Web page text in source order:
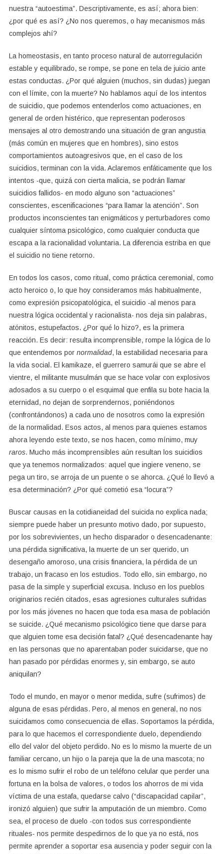
nuestra “autoestima”. Descriptivamente, es así; ahora bien:
¿por qué es así? ¿No nos queremos, o hay mecanismos más
complejos ahí?
La homeostasis, en tanto proceso natural de autorregulación
estable y equilibrado, se rompe, se pone en tela de juicio ante
estas conductas. ¿Por qué alguien (muchos, sin dudas) juegan
con el límite, con la muerte? No hablamos aquí de los intentos
de suicidio, que podemos entenderlos como actuaciones, en
general de orden histérico, que representan poderosos
mensajes al otro demostrando una situación de gran angustia
(más común en mujeres que en hombres), sino estos
comportamientos autoagresivos que, en el caso de los
suicidios, terminan con la vida. Aclaremos enfáticamente que los
intentos -que, quizá con cierta malicia, se podrán llamar
suicidios fallidos- en modo alguno son “actuaciones”
conscientes, escenificaciones “para llamar la atención”. Son
productos inconscientes tan enigmáticos y perturbadores como
cualquier síntoma psicológico, como cualquier conducta que
escapa a la racionalidad voluntaria. La diferencia estriba en que
el suicidio no tiene retorno.
En todos los casos, como ritual, como práctica ceremonial, como
acto heroico o, lo que hoy consideramos más habitualmente,
como expresión psicopatológica, el suicidio -al menos para
nuestra lógica occidental y racionalista- nos deja sin palabras,
atónitos, estupefactos. ¿Por qué lo hizo?, es la primera
reacción. Es decir: resulta incomprensible, rompe la lógica de lo
que entendemos por normalidad, la estabilidad necesaria para
la vida social. El kamikaze, el guerrero samurái que se abre el
vientre, el militante musulmán que se hace volar con explosivos
adosados a su cuerpo o el esquimal que enfila su bote hacia la
eternidad, no dejan de sorprendernos, poniéndonos
(confrontándonos) a cada uno de nosotros como la expresión
de la normalidad. Esos actos, al menos para quienes estamos
ahora leyendo este texto, se nos hacen, como mínimo, muy
raros. Mucho más incomprensibles aún resultan los suicidios
que ya tenemos normalizados: aquel que ingiere veneno, se
pega un tiro, se arroja de un puente o se ahorca. ¿Qué lo llevó a
esa determinación? ¿Por qué cometió esa “locura”?
Buscar causas en la cotidianeidad del suicida no explica nada;
siempre puede haber un presunto motivo dado, por supuesto,
por los sobrevivientes, un hecho disparador o desencadenante:
una pérdida significativa, la muerte de un ser querido, un
desengaño amoroso, una crisis financiera, la pérdida de un
trabajo, un fracaso en los estudios. Todo ello, sin embargo, no
pasa de la simple y superficial excusa. Incluso en los pueblos
originarios recién citados, esas agresiones culturales sufridas
por los más jóvenes no hacen que toda esa masa de población
se suicide. ¿Qué mecanismo psicológico tiene que darse para
que alguien tome esa decisión fatal? ¿Qué desencadenante hay
en las personas que no aparentaban poder suicidarse, que no
han pasado por pérdidas enormes y, sin embargo, se auto
aniquilan?
Todo el mundo, en mayor o menor medida, sufre (sufrimos) de
alguna de esas pérdidas. Pero, al menos en general, no nos
suicidamos como consecuencia de ellas. Soportamos la pérdida,
para lo que hacemos el correspondiente duelo, dependiendo
ello del valor del objeto perdido. No es lo mismo la muerte de un
familiar cercano, un hijo o la pareja que la de una mascota; no
es lo mismo sufrir el robo de un teléfono celular que perder una
fortuna en la bolsa de valores, o todos los ahorros de mi vida
víctima de una estafa, quedarse calvo (“discapacidad capilar”,
ironizó alguien) que sufrir la amputación de un miembro. Como
sea, el proceso de duelo -con todos sus correspondiente
rituales- nos permite despedirnos de lo que ya no está, nos
permite aprender a soportar esa ausencia y poder seguir con la